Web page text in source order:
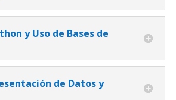
y Uso de Bases de
de Datos y